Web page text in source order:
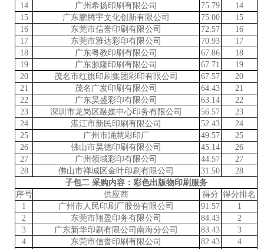
14
广州希扬印刷有限公司 75.79
14
15
广东鹏腾宇文化创新有限公司 75.00
15
16
东莞市信誉印刷有限公司 72.57
16
17
东莞市雅达彩印有限公司 70.93
17
18
广东粤教印刷有限公司 67.86
18
19
广东源隆印刷有限公司 67.71
19
20
茂名市红旗印刷集团彩印有限公司 67.57
20
21
茂名广发印刷有限公司 64.43
21
22
广东昊盛彩印有限公司 63.14
22
23
深圳市龙岗区融媒中心印务有限公司 56.57
23
24
湛江市新民印刷有限公司 52.43
24
25
广州市涌慧彩印厂 49.57
25
26
佛山市昊德印刷有限公司 45.14
26
27
广州领域彩印有限公司 44.57
27
28
佛山市禅城区金叶印刷有限公司 31.50
28
子包二 采购内容：彩色出版物印刷服务
序号
供应商 得分 得分排名
1
广州市人民印刷厂股份有限公司 91.57
1
2
东莞市翔盈印务有限公司 84.43
2
3
广东新华印刷有限公司南海分公司 83.43
3
4
东莞市信誉印刷有限公司 82.43
4